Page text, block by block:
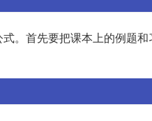
。首先要把课本上的例题